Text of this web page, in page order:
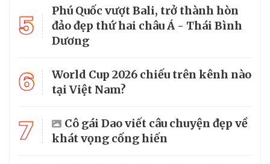
5
Phú Quốc vượt Bali, trở thành hòn
đảo đẹp thứ hai châu Á - Thái Bình
Dương
6
World Cup 2026 chiếu trên kênh nào
tại Việt Nam?
7
Cô gái Dao viết câu chuyện đẹp về
khát vọng cống hiến